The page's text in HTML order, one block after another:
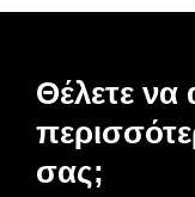
Θέλετε να
σας;